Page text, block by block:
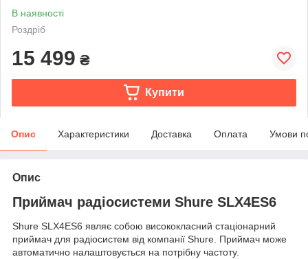
В наявності
Роздріб
15 499 ₴
Купити
Опис Характеристики Доставка Оплата Умови
Опис
Приймач радіосистеми Shure SLX4ES6
Shure SLX4ES6 являє собою висококласний стаціонарний
приймач для радіосистем від компанії Shure. Приймач може
автоматично налаштовується на потрібну частоту.